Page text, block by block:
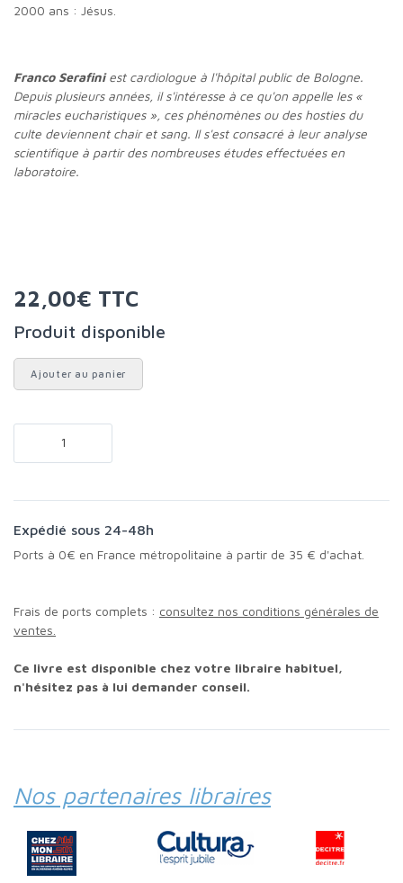
2000 ans : Jésus.
Franco Serafiniest cardiologue à l'hôpital public de Bologne.
Depuis plusieurs années, il s'intéresse à ce qu'on appelle les «
miracles eucharistiques », ces phénomènes ou des hosties du
culte deviennent chair et sang. Il s'est consacré à leur analyse
scientifique à partir des nombreuses études effectuées en
laboratoire.
22,00€ TTC
Produit disponible
Ajouter au panier
Expédié sous 24-48h
Ports à 0€ en France métropolitaine à partir de 35 € d'achat.
Frais de ports complets : consultez nos conditions générales de
ventes.
Ce livre est disponible chez votre libraire habituel,
n'hésitez pas à lui demander conseil.
Nos partenaires libraires